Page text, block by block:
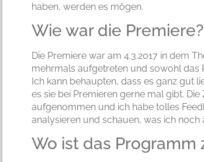
haben, werden es mögen.
Wie war die Premiere?
Die Premiere war am 4.3.2017 in dem
mehrmals aufgetreten und sowohl das
Ich kann behaupten, dass es ganz gut
es sie bei Premieren gerne mal gibt.
aufgenommen und ich habe tolles
analysieren und schauen, was ich noch
Wo ist das Programm